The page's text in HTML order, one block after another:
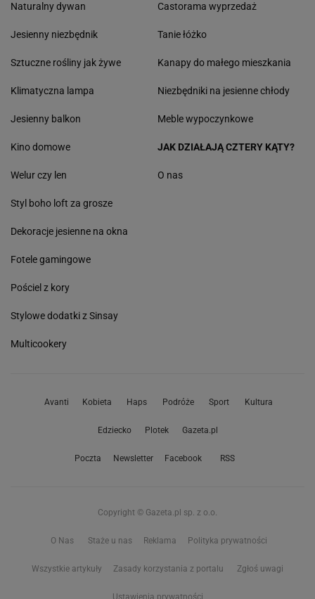
Naturalny dywan
Jesienny niezbędnik
Sztuczne rośliny jak żywe
Klimatyczna lampa
Jesienny balkon
Castorama wyprzedaż
Tanie łóżko
Kanapy do małego mieszkania
Niezbędniki na jesienne chłody
Meble wypoczynkowe
Kino domowe
Welur czy len
Styl boho loft za grosze
Dekoracje jesienne na okna
Fotele gamingowe
Pościel z kory
Stylowe dodatki z Sinsay
Multicookery
JAK DZIAŁAJĄ CZTERY KĄTY?
O nas
Avanti Kobieta Haps Podróże Sport Kultura
Edziecko Plotek Gazeta.pl
Poczta Newsletter Facebook RSS
Copyright © Gazeta.pl sp. z o.o.
O Nas Staże u nas Reklama Polityka prywatności
Wszystkie artykuły Zasady korzystania z portalu Zgłoś uwagi
Ustawienia prywatności